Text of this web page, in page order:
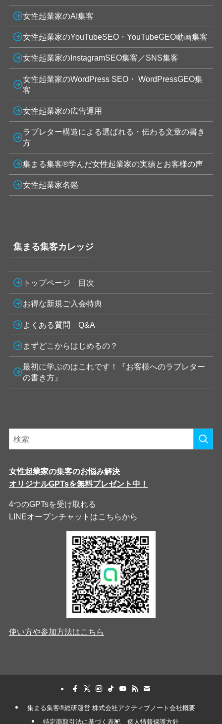
女性起業家のAI集客
女性起業家のYouTubeSEO・YouTubeGEO動画集客
女性起業家のInstagramSEO集客／SNS集客
女性起業家のWordPress SEO・ WordPressGEO集
客
女性起業家の広告運用
ラブレター構造による選ばれる・伝わる文章の書き
方
集まる集客®学んだ女性起業家の実績とお客様の声
女性起業家名鑑
集まる集客カレッジ
トップページ 目次
お得な新規ご入会特典
よくある質問 Q&A
まずどこからはじめるの？
最初に学ぶのはこれです！『お客様へのラブレター
の書き方』
女性起業家の集客のお悩み解決
オリジナルGPTsを無料プレゼント中！
4つのGPTsを受け取れる
LINEオープンチャットはこちらから
使い方や参加方法はこちら
集まる集客®︎総研運営 株式会社アクティブノート会社概要
特定商取引法に基づく表記
個人情報保護方針